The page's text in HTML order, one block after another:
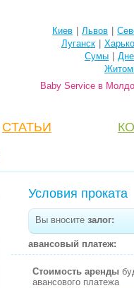
Киев Львов
Луганск
Сумы
Baby Service в
CТАТЬИ
Условия проката
Вы вносите залог:
авансовый платеж:
Стоимость аренды
авансового платежа